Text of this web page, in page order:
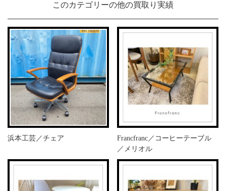
このカテゴリーの他の買取り実績
浜本工芸／チェア
Francfranc／コーヒーテーブル
／メリオル